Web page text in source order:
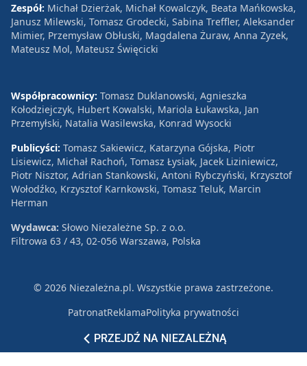
PRZEJDŹ NA NIEZALEŻNĄ
Zespół: Michał Dzierżak, Michał Kowalczyk, Beata Mańkowska,
Janusz Milewski, Tomasz Grodecki, Sabina Treffler, Aleksander
Mimier, Przemysław Obłuski, Magdalena Żuraw, Anna Zyzek,
Mateusz Mol, Mateusz Święcicki
Współpracownicy: Tomasz Duklanowski, Agnieszka
Kołodziejczyk, Hubert Kowalski, Mariola Łukawska, Jan
Przemyłski, Natalia Wasilewska, Konrad Wysocki
Publicyści: Tomasz Sakiewicz, Katarzyna Gójska, Piotr
Lisiewicz, Michał Rachoń, Tomasz Łysiak, Jacek Liziniewicz,
Piotr Nisztor, Adrian Stankowski, Antoni Rybczyński, Krzysztof
Wołodźko, Krzysztof Karnkowski, Tomasz Teluk, Marcin
Herman
Wydawca: Słowo Niezależne Sp. z o.o.
Filtrowa 63 / 43, 02-056 Warszawa, Polska
© 2026 Niezależna.pl. Wszystkie prawa zastrzeżone.
PatronatReklamaPolityka prywatności